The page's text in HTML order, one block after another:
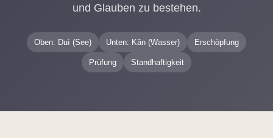
und Glauben zu bestehen.
Oben: Duì (See) Unten: Kǎn (Wasser) Erschöpfung
Prüfung Standhaftigkeit